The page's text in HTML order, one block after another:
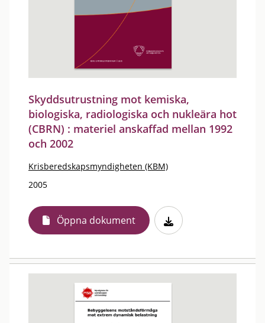
Skyddsutrustning mot kemiska,
biologiska, radiologiska och nukleära hot
(CBRN) : materiel anskaffad mellan 1992
och 2002
Krisberedskapsmyndigheten (KBM)
2005
Öppna dokument